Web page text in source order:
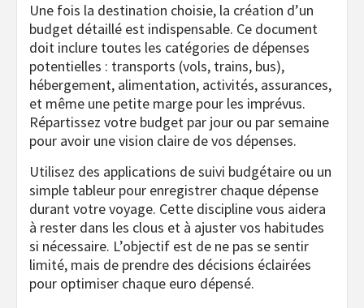
Une fois la destination choisie, la création d’un
budget détaillé est indispensable. Ce document
doit inclure toutes les catégories de dépenses
potentielles : transports (vols, trains, bus),
hébergement, alimentation, activités, assurances,
et même une petite marge pour les imprévus.
Répartissez votre budget par jour ou par semaine
pour avoir une vision claire de vos dépenses.
Utilisez des applications de suivi budgétaire ou un
simple tableur pour enregistrer chaque dépense
durant votre voyage. Cette discipline vous aidera
à rester dans les clous et à ajuster vos habitudes
si nécessaire. L’objectif est de ne pas se sentir
limité, mais de prendre des décisions éclairées
pour optimiser chaque euro dépensé.